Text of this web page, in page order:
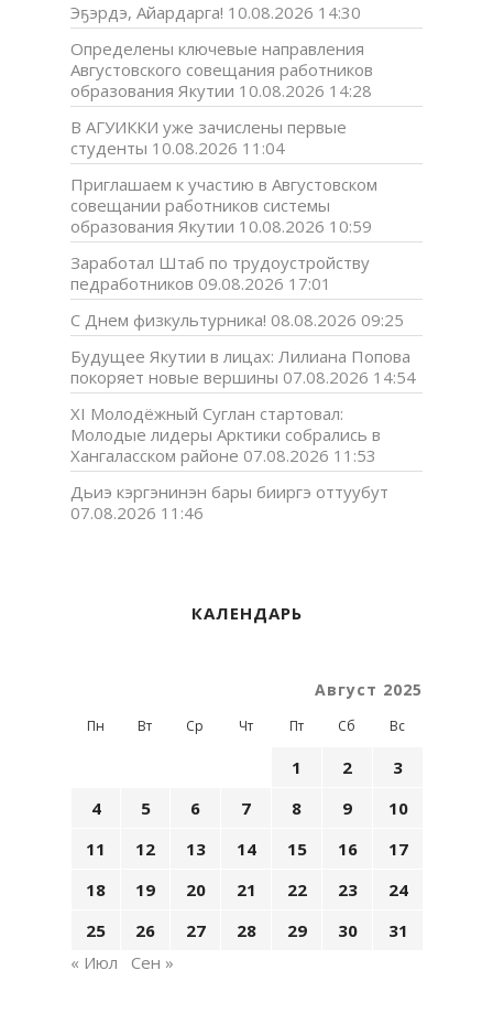
Эҕэрдэ, Айардарга! 10.08.2026 14:30
Определены ключевые направления
Августовского совещания работников
образования Якутии 10.08.2026 14:28
В АГУИККИ уже зачислены первые
студенты 10.08.2026 11:04
Приглашаем к участию в Августовском
совещании работников системы
образования Якутии 10.08.2026 10:59
Заработал Штаб по трудоустройству
педработников 09.08.2026 17:01
С Днем физкультурника! 08.08.2026 09:25
Будущее Якутии в лицах: Лилиана Попова
покоряет новые вершины 07.08.2026 14:54
XI Молодёжный Суглан стартовал:
Молодые лидеры Арктики собрались в
Хангаласском районе 07.08.2026 11:53
Дьиэ кэргэнинэн бары бииргэ оттуубут
07.08.2026 11:46
КАЛЕНДАРЬ
Август 2025
Пн Вт Ср Чт Пт Сб Вс
1 2
3
4
5 6 7 8 9
10
11
12 13 14 15 16
17
18
19 20 21 22 23
24
25
26 27 28 29 30
31
« Июл
Сен »